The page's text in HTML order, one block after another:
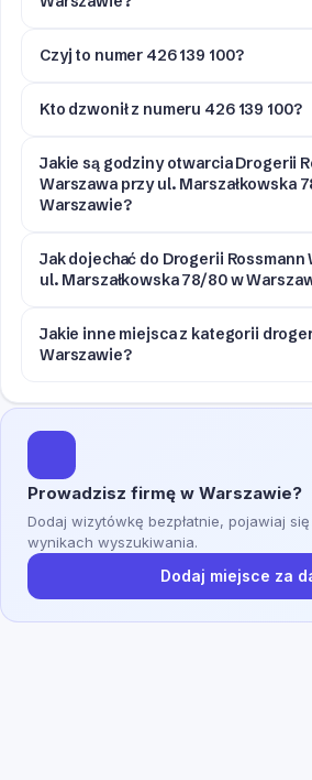
Czyj to numer 426 139 100?
Kto dzwonił z numeru 426 139 100?
Jakie są godziny otwarcia Drogerii
Warszawa przy ul. Marszałkowska
Warszawie?
Jak dojechać do Drogerii Rossmann
ul. Marszałkowska 78/80 w
Jakie inne miejsca z kategorii
Warszawie?
Prowadzisz firmę w Warszawie?
Dodaj wizytówkę bezpłatnie, pojawiaj
wynikach wyszukiwania.
Dodaj miejsce za